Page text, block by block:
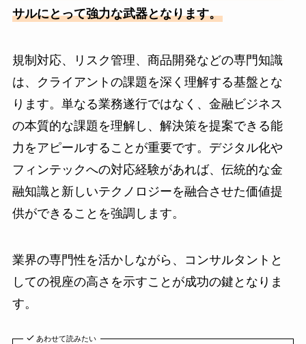
サルにとって強力な武器となります。
規制対応、リスク管理、商品開発などの専門知識
は、クライアントの課題を深く理解する基盤とな
ります。単なる業務遂行ではなく、金融ビジネス
の本質的な課題を理解し、解決策を提案できる能
力をアピールすることが重要です。デジタル化や
フィンテックへの対応経験があれば、伝統的な金
融知識と新しいテクノロジーを融合させた価値提
供ができることを強調します。
業界の専門性を活かしながら、コンサルタントと
しての視座の高さを示すことが成功の鍵となりま
す。
あわせて読みたい